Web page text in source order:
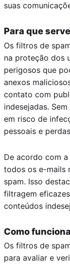
suas
Para que
Os filtros de
na proteção dos
perigosos que
anexos
contato com
indesejadas.
em risco de
pessoais e
De acordo com a
todos os e-mails
spam. Isso
filtragem
conteúdos
Como
Os filtros de
para avaliar e